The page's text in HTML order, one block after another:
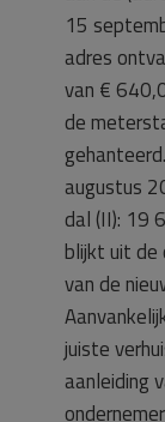
15
adres
van €
de
augustus
dal (II): 19
blijkt uit de
van de
juiste
aanleiding